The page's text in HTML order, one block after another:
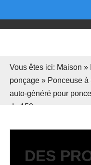
Vous êtes ici: Maison »
ponçage » Ponceuse à
auto-généré pour
de 150 mm
DES